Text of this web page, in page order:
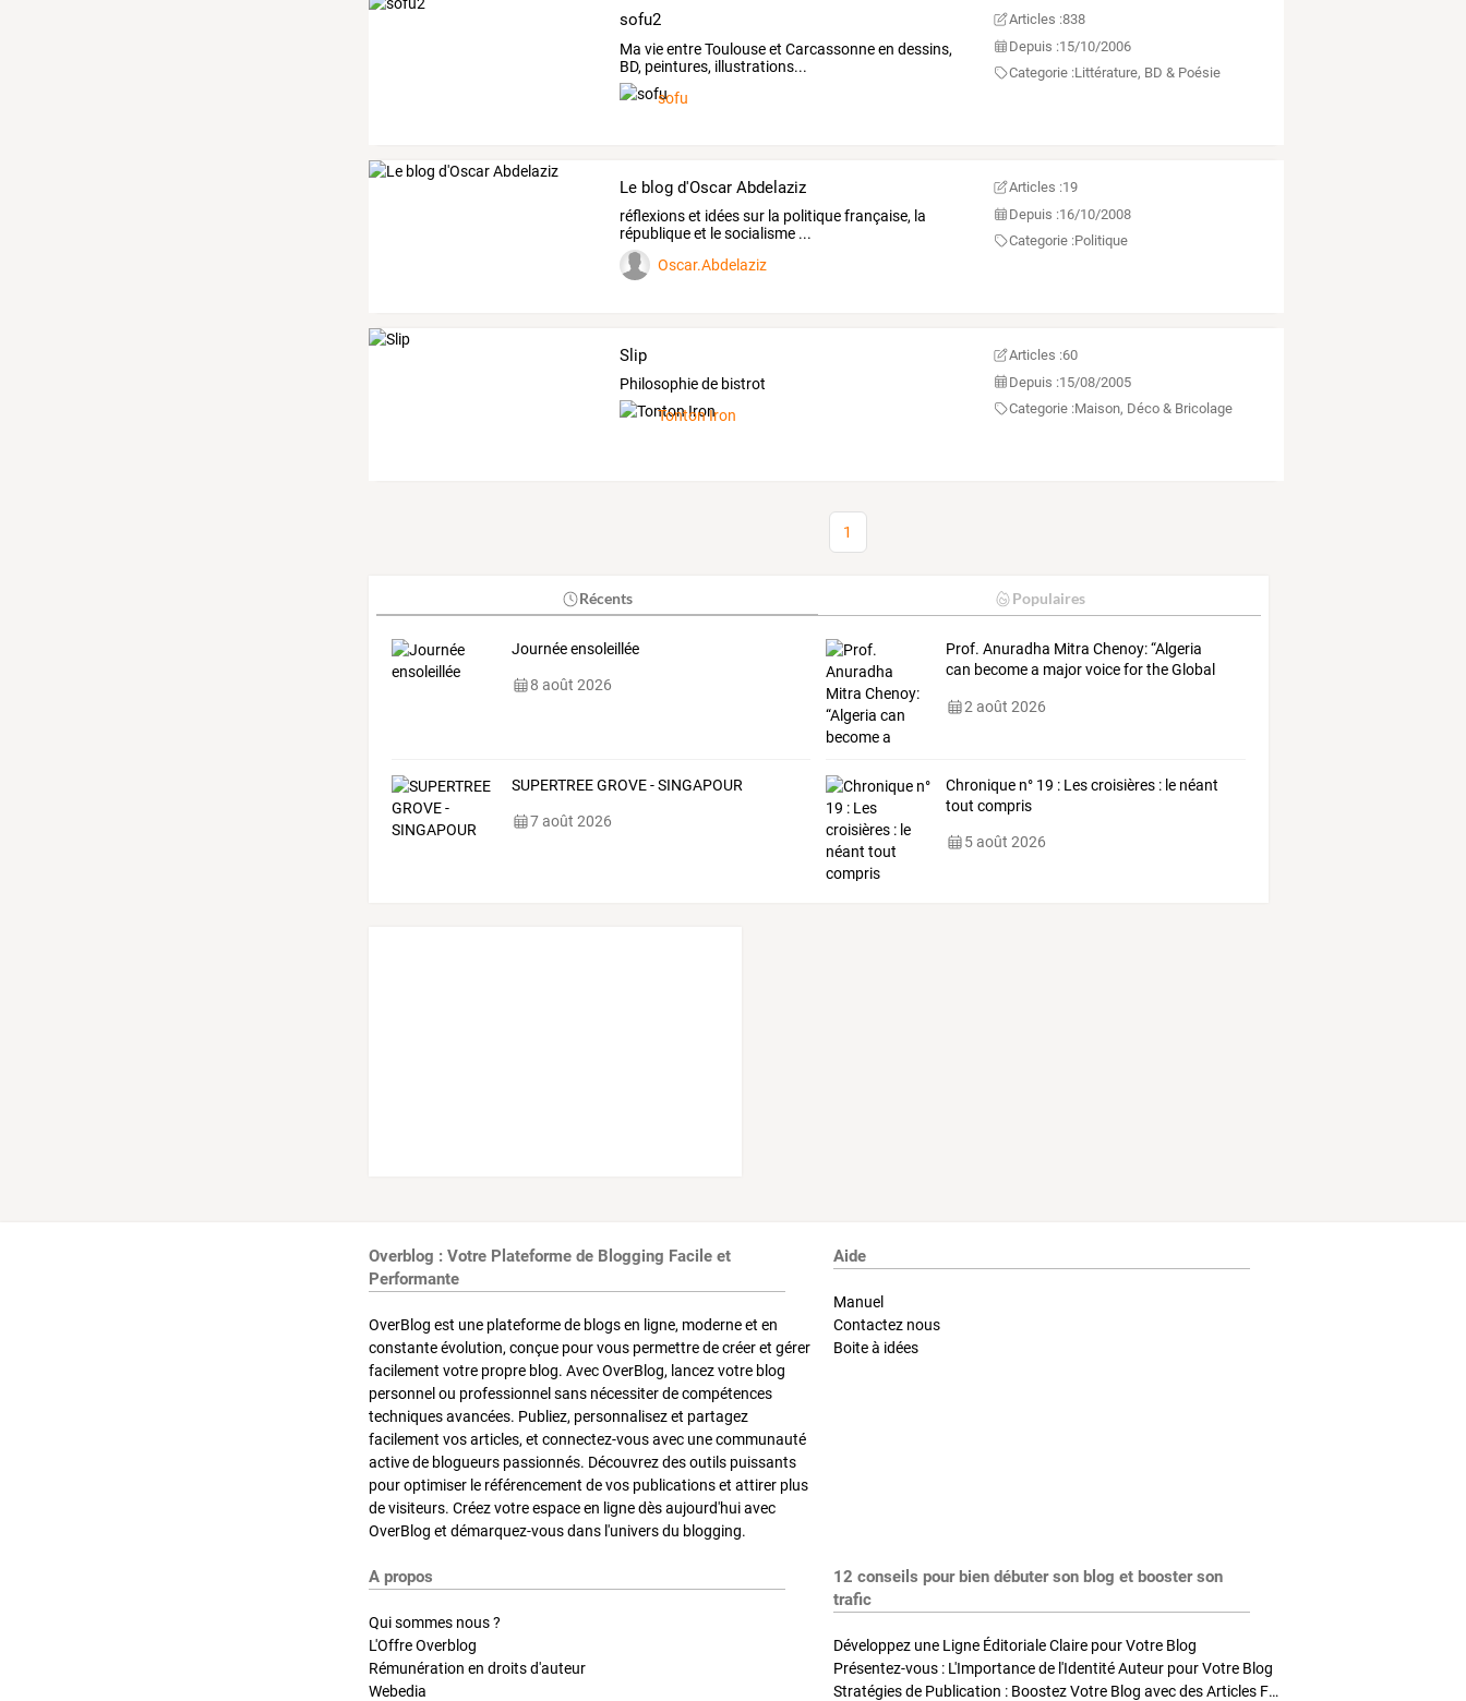
sofu2
Ma vie entre Toulouse et Carcassonne en dessins,
BD, peintures, illustrations...
sofu
Articles :838
Depuis :15/10/2006
Categorie :Littérature, BD & Poésie
Le blog d'Oscar Abdelaziz
réflexions et idées sur la politique française, la
république et le socialisme ...
Oscar.Abdelaziz
Articles :19
Depuis :16/10/2008
Categorie :Politique
Slip
Philosophie de bistrot
Tonton Iron
Articles :60
Depuis :15/08/2005
Categorie :Maison, Déco & Bricolage
1
Récents Populaires
Journée ensoleillée
8 août 2026
Prof. Anuradha Mitra Chenoy: “Algeria
can become a major voice for the Global
2 août 2026
SUPERTREE GROVE - SINGAPOUR
7 août 2026
Chronique n° 19 : Les croisières : le néant
tout compris
5 août 2026
Overblog : Votre Plateforme de Blogging Facile et
Performante
OverBlog est une plateforme de blogs en ligne, moderne et en
constante évolution, conçue pour vous permettre de créer et gérer
facilement votre propre blog. Avec OverBlog, lancez votre blog
personnel ou professionnel sans nécessiter de compétences
techniques avancées. Publiez, personnalisez et partagez
facilement vos articles, et connectez-vous avec une communauté
active de blogueurs passionnés. Découvrez des outils puissants
pour optimiser le référencement de vos publications et attirer plus
de visiteurs. Créez votre espace en ligne dès aujourd'hui avec
OverBlog et démarquez-vous dans l'univers du blogging.
Aide
Manuel
Contactez nous
Boite à idées
A propos
Qui sommes nous ?
L'Offre Overblog
Rémunération en droits d'auteur
Webedia
12 conseils pour bien débuter son blog et booster son
trafic
Développez une Ligne Éditoriale Claire pour Votre Blog
Présentez-vous : L'Importance de l'Identité Auteur pour Votre Blog
Stratégies de Publication : Boostez Votre Blog avec des Articles Fréquents et Exclusifs